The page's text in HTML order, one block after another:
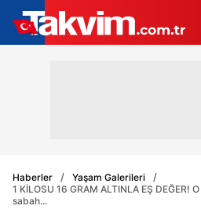
Haberler
Yaşam Galerileri
1 KİLOSU 16 GRAM ALTINLA EŞ DEĞER!
sabah...